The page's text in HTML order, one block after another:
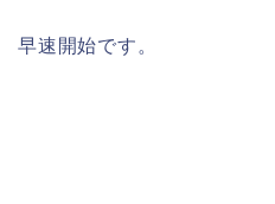
早速開始です。